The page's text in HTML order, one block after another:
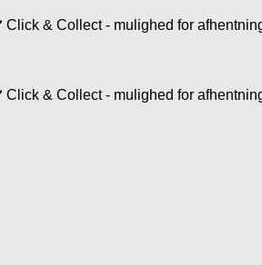
& Collect - mulighed for
& Collect - mulighed for